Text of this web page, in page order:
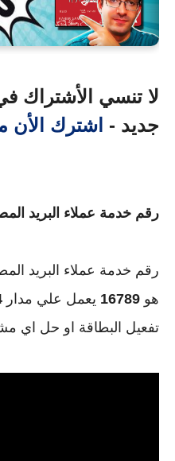
لا تنسي الأشتراك
جديد - اشترك الأن
رقم خدمة عملاء البريد
رقم خدمة عملاء البريد
هو
يعمل علي مدار
تفعيل البطاقة او حل اي